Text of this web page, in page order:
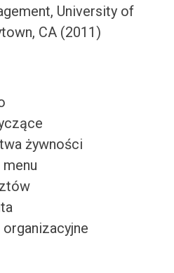
University of
CA (2011)
żywności